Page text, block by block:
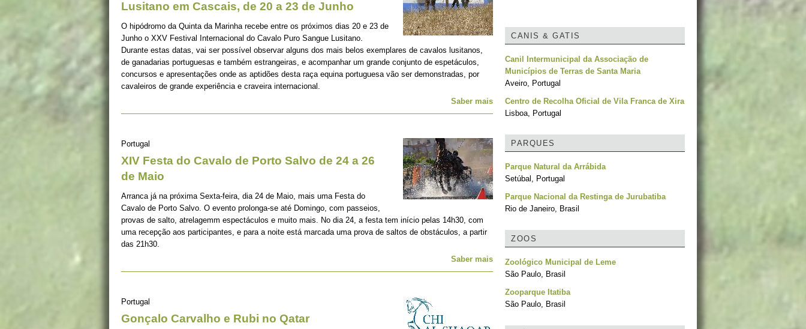
Lusitano em Cascais, de 20 a 23 de Junho
O hipódromo da Quinta da Marinha recebe entre os próximos dias 20 e 23 de
Junho o XXV Festival Internacional do Cavalo Puro Sangue Lusitano.
Durante estas datas, vai ser possível observar alguns dos mais belos exemplares de cavalos lusitanos,
de ganadarias portuguesas e também estrangeiras, e acompanhar um grande conjunto de espetáculos,
concursos e apresentações onde as aptidões desta raça equina portuguesa vão ser demonstradas, por
cavaleiros de grande experiência e craveira internacional.
Saber mais
Portugal
XIV Festa do Cavalo de Porto Salvo de 24 a 26
de Maio
Arranca já na próxima Sexta-feira, dia 24 de Maio, mais uma Festa do
Cavalo de Porto Salvo. O evento prolonga-se até Domingo, com passeios,
provas de salto, atrelagemm espectáculos e muito mais. No dia 24, a festa tem início pelas 14h30, com
uma recepção aos participantes, e para a noite está marcada uma prova de saltos de obstáculos, a partir
das 21h30.
Saber mais
Portugal
Gonçalo Carvalho e Rubi no Qatar
CANIS & GATIS
Canil Intermunicipal da Associação de
Municípios de Terras de Santa Maria
Aveiro, Portugal
Centro de Recolha Oficial de Vila Franca de Xira
Lisboa, Portugal
PARQUES
Parque Natural da Arrábida
Setúbal, Portugal
Parque Nacional da Restinga de Jurubatiba
Rio de Janeiro, Brasil
ZOOS
Zoológico Municipal de Leme
São Paulo, Brasil
Zooparque Itatiba
São Paulo, Brasil